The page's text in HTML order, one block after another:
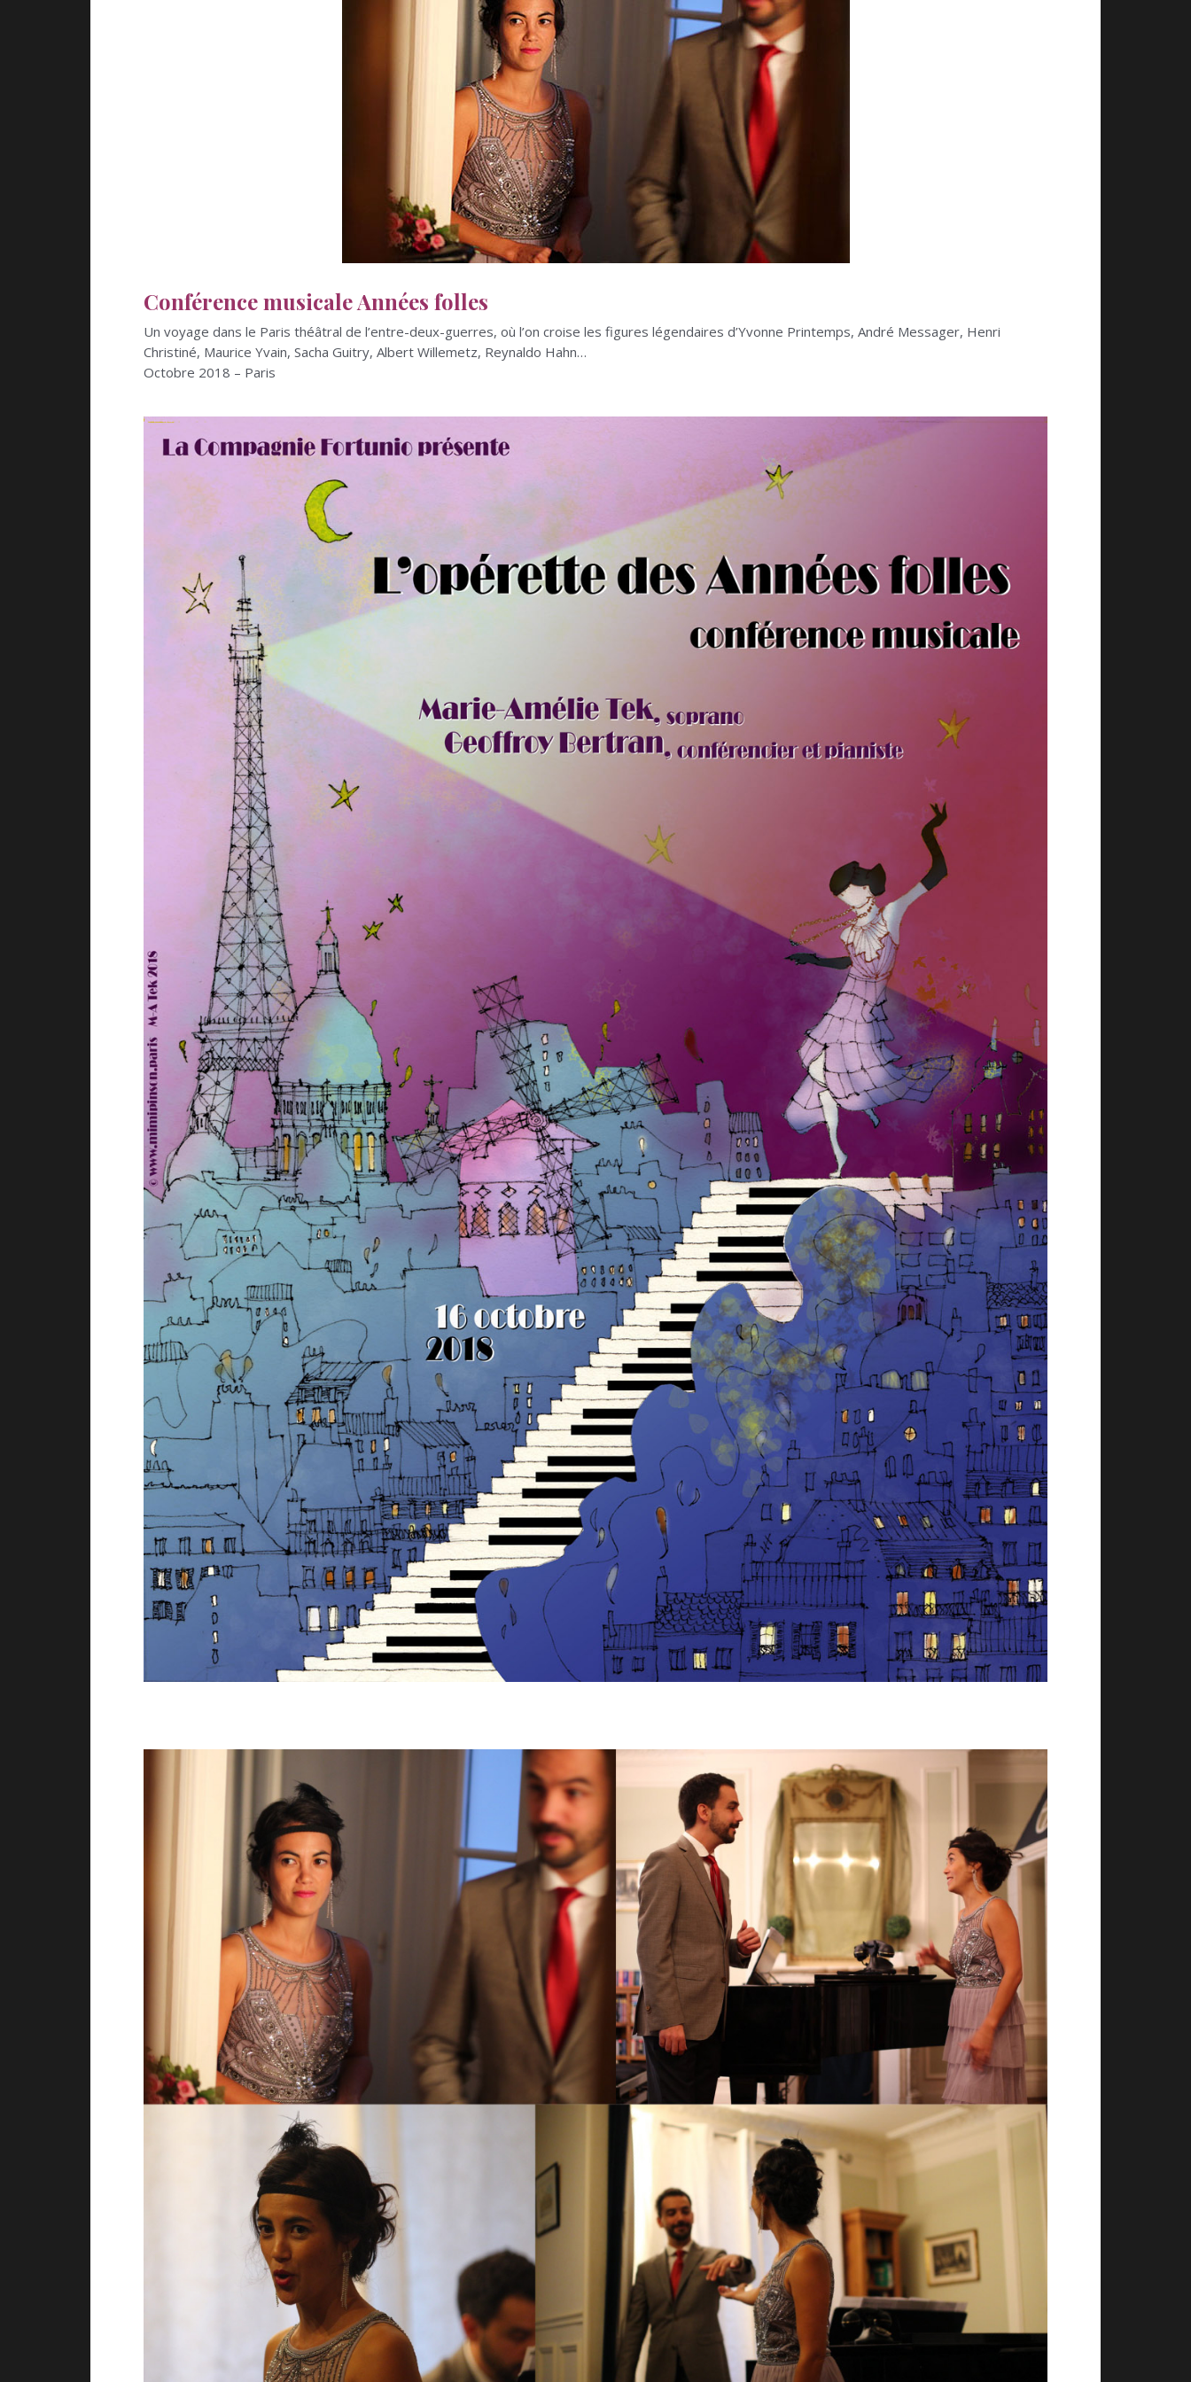
Conférence musicale Années folles
Un voyage dans le Paris théâtral de l’entre-deux-guerres, où l’on croise les figures légendaires d’Yvonne Printemps, André Messager, Henri
Christiné, Maurice Yvain, Sacha Guitry, Albert Willemetz, Reynaldo Hahn…
Octobre 2018 – Paris